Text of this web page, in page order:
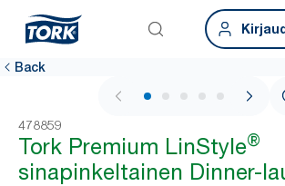
Back
1 / 5
478859
Tork Premium LinStyle®
sinapinkeltainen Dinner-